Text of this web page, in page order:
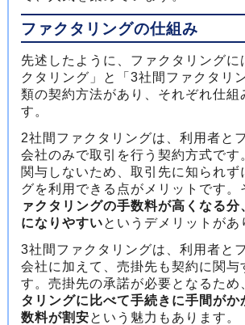
ファクタリングの仕組み
先述したように、ファクタリングに
クタリング」と「3社間ファクタリ
類の契約方法があり、それぞれ仕組
す。
2社間ファクタリングは、利用者と
会社のみで取引を行う契約方式です
関与しないため、取引先に知られず
グを利用できる点がメリットです。
ァクタリングの手数料が高くなる分
になりやすいというデメリットがあ
3社間ファクタリングは、利用者と
会社に加えて、売掛先も契約に関与
す。売掛先の承諾が必要となるため
タリングに比べて手続きに手間がか
数料が割安という魅力もあります。